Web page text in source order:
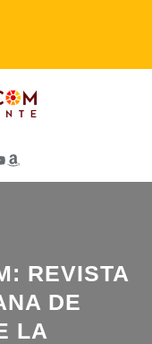
Amazon
REVISTA
DE
LA